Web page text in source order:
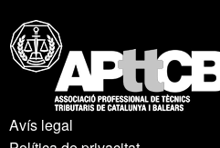
Avís legal